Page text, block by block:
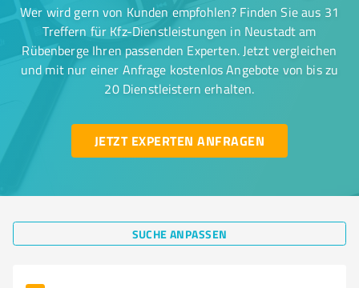
Wer wird gern von Kunden empfohlen? Finden Sie aus 31
Treffern für Kfz-Dienstleistungen in Neustadt am
Rübenberge Ihren passenden Experten. Jetzt vergleichen
und mit nur einer Anfrage kostenlos Angebote von bis zu
20 Dienstleistern erhalten.
JETZT EXPERTEN ANFRAGEN
SUCHE ANPASSEN